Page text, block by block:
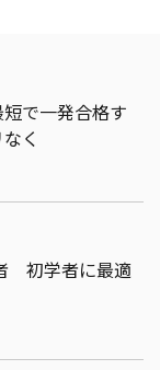
で一発合格す
く
初学者に最適